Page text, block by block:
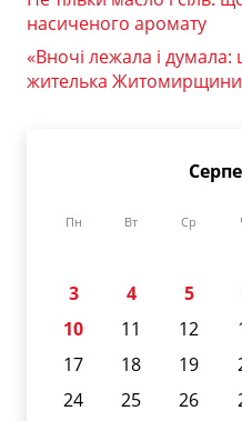
насиченого аромату
«Вночі лежала і думала:
жителька Житомирщини
Пн Вт Ср
3
4 5
10
11 12
17
18 19
24
25 26